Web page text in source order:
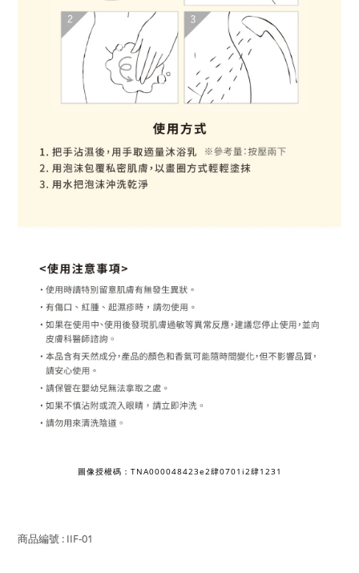
圖像授權碼：TNA000048423e2肆0701i2肆1231
商品編號 : IIF-01